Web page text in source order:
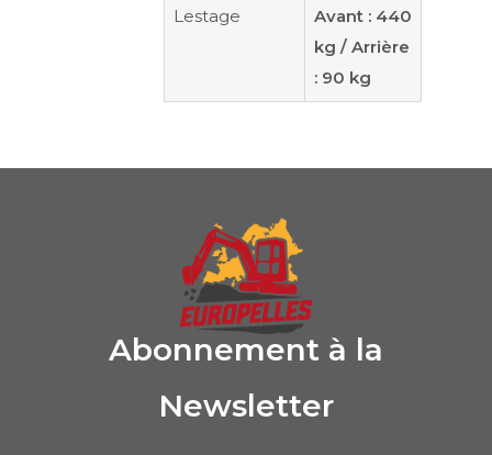
Lestage
Avant : 440
kg / Arrière
: 90 kg
Abonnement à la
Newsletter